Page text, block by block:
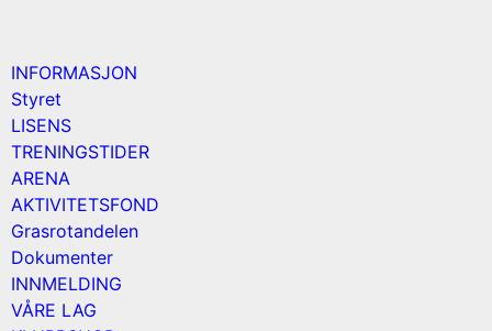
INFORMASJON
Styret
LISENS
TRENINGSTIDER
ARENA
AKTIVITETSFOND
Grasrotandelen
Dokumenter
INNMELDING
VÅRE LAG